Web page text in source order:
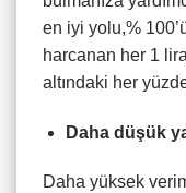
en iyi yolu,%
harcanan her 1
altındaki her
Daha düşük
Daha yüksek